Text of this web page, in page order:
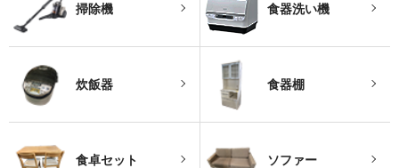
掃除機 食器洗い機
炊飯器 食器棚
食卓セット ソファー